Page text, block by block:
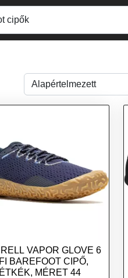
VAPOR GLOVE 6
BAREFOOT CIPŐ,
MÉRET 44